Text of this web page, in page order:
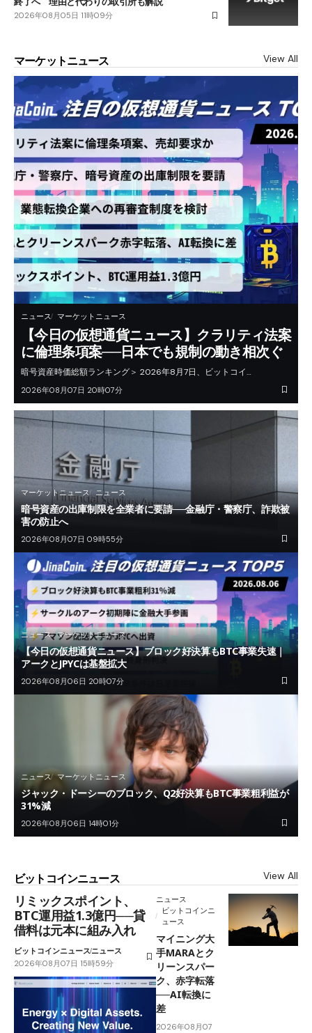
2026年08月05日 11時09分
マーケットニュース View All
ニュース マーケットニュース
【今日の仮想通貨ニュース】クラリティ法案
に倫理条項案──日本でも規制の動き相次ぐ
暗号資産時価総額ランキング＞ 2026年8月7日、ビットコイ…
2026年08月07日 20時07分
マーケットニュース ニュース
暗号資産の出庫制限を全業者に要請──金融庁・警察庁、詐欺被
害の防止へ
2026年08月07日 09時55分
ニュース マーケットニュース
【今日の仮想通貨ニュース】ブロック好決算もBTC事業失速｜
アークとJPYCは基盤拡大
2026年08月06日 20時07分
ニュース マーケットニュース
ジャック・ドーシーのブロック、Q2好決算もBTC事業粗利益が
31%減
2026年08月06日 14時01分
ビットコインニュース View All
リミックスポイント、
BTC運用益1.3億円──貸
借料は元本に組み入れ
ビットコインニュースニュース
2026年08月07日 15時59分
ニュース
ビットコインニ
ュース
マイニング大
手MARAとク
リーンスパー
ク、赤字転落
──AI転換に
差
2026年08月07